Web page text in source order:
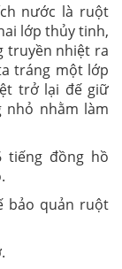
nước là ruột
lớp thủy tinh,
truyền nhiệt ra
tráng một lớp
trở lại đế giữ
nhỏ nhằm làm
tiếng đồng hồ
bảo quản ruột